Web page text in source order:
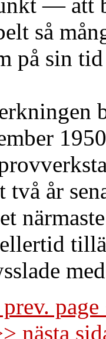
— att
så
på sin
år
nästa